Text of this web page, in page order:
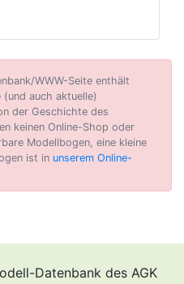
WWW-Seite enthält
auch aktuelle)
der Geschichte des
keinen Online-Shop oder
Modellbogen, eine kleine
ist in unserem Online-
Datenbank des AGK